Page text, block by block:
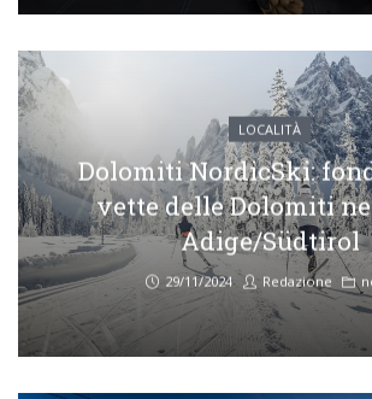
LOCALITÀ
Dolomiti NordicSki:
vette delle Dolomiti
Adige/Südtirol
29/11/2024 Redazione